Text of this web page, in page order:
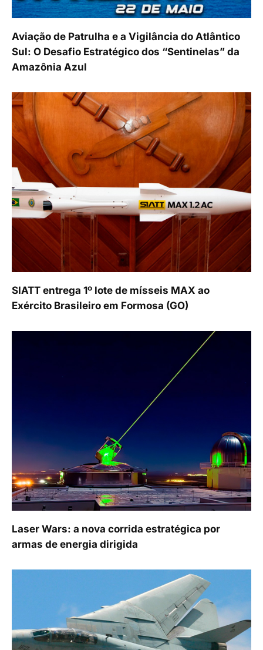
Aviação de Patrulha e a Vigilância do Atlântico
Sul: O Desafio Estratégico dos “Sentinelas” da
Amazônia Azul
SIATT entrega 1º lote de mísseis MAX ao
Exército Brasileiro em Formosa (GO)
Laser Wars: a nova corrida estratégica por
armas de energia dirigida